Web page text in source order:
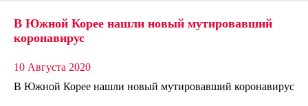
В Южной Корее нашли новый мутировавший
коронавирус
10 Августа 2020
В Южной Корее нашли новый мутировавший коронавирус